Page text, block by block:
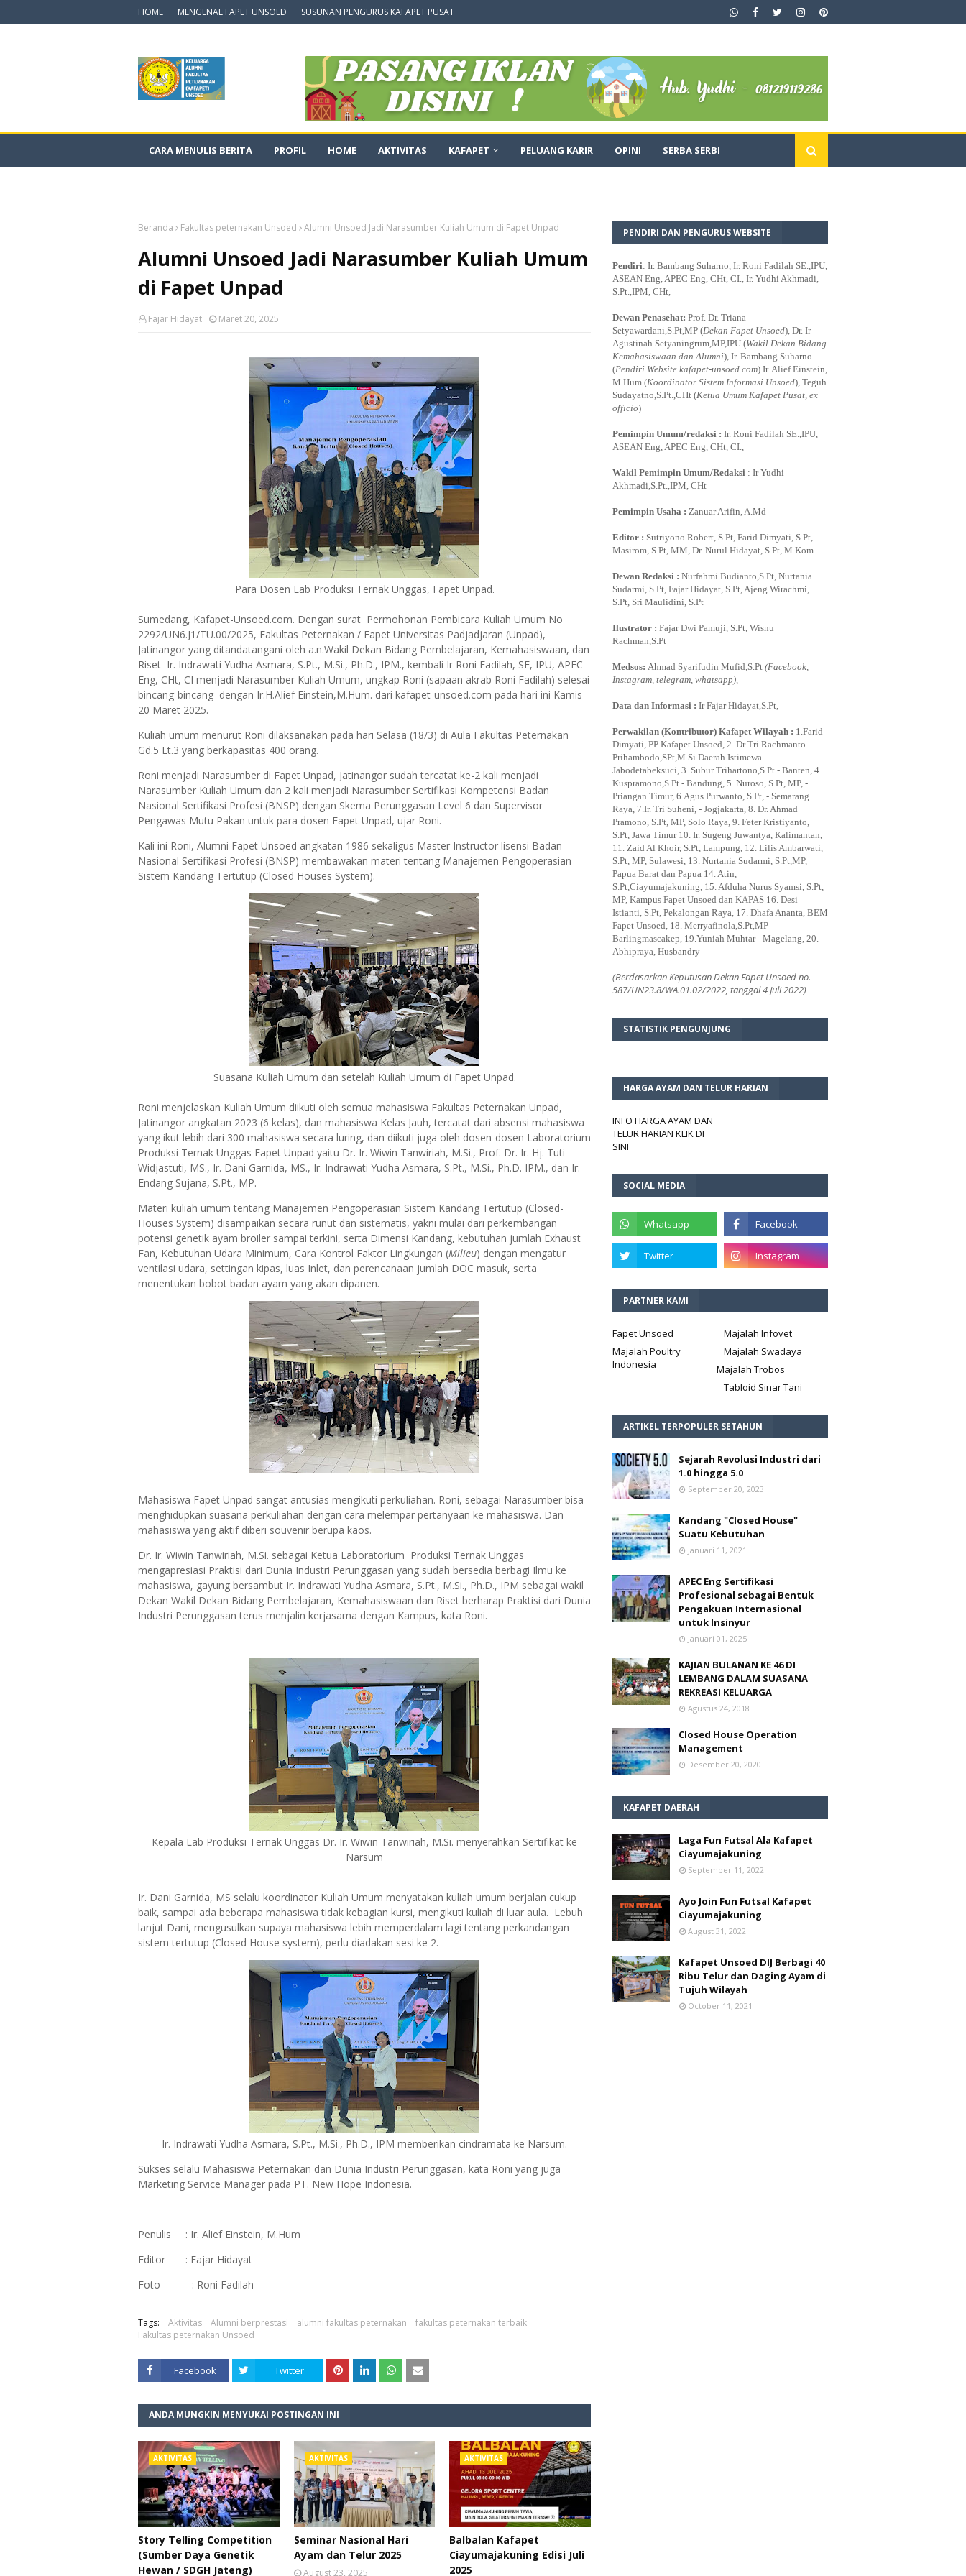
HOME MENGENAL FAPET UNSOED SUSUNAN PENGURUS KAFAPET PUSAT
CARA MENULIS BERITA PROFIL HOME AKTIVITAS KAFAPET PELUANG KARIR OPINI SERBA SERBI
Beranda Fakultas peternakan Unsoed Alumni Unsoed Jadi Narasumber Kuliah Umum di Fapet Unpad
Alumni Unsoed Jadi Narasumber Kuliah Umum
di Fapet Unpad
Fajar Hidayat Maret 20, 2025
Para Dosen Lab Produksi Ternak Unggas, Fapet Unpad.
Sumedang, Kafapet-Unsoed.com. Dengan surat Permohonan Pembicara Kuliah Umum No
2292/UN6.J1/TU.00/2025, Fakultas Peternakan / Fapet Universitas Padjadjaran (Unpad),
Jatinangor yang ditandatangani oleh a.n.Wakil Dekan Bidang Pembelajaran, Kemahasiswaan, dan
Riset Ir. Indrawati Yudha Asmara, S.Pt., M.Si., Ph.D., IPM., kembali Ir Roni Fadilah, SE, IPU, APEC
Eng, CHt, CI menjadi Narasumber Kuliah Umum, ungkap Roni (sapaan akrab Roni Fadilah) selesai
bincang-bincang dengan Ir.H.Alief Einstein,M.Hum. dari kafapet-unsoed.com pada hari ini Kamis
20 Maret 2025.
Kuliah umum menurut Roni dilaksanakan pada hari Selasa (18/3) di Aula Fakultas Peternakan
Gd.5 Lt.3 yang berkapasitas 400 orang.
Roni menjadi Narasumber di Fapet Unpad, Jatinangor sudah tercatat ke-2 kali menjadi
Narasumber Kuliah Umum dan 2 kali menjadi Narasumber Sertifikasi Kompetensi Badan
Nasional Sertifikasi Profesi (BNSP) dengan Skema Perunggasan Level 6 dan Supervisor
Pengawas Mutu Pakan untuk para dosen Fapet Unpad, ujar Roni.
Kali ini Roni, Alumni Fapet Unsoed angkatan 1986 sekaligus Master Instructor lisensi Badan
Nasional Sertifikasi Profesi (BNSP) membawakan materi tentang Manajemen Pengoperasian
Sistem Kandang Tertutup (Closed Houses System).
Suasana Kuliah Umum dan setelah Kuliah Umum di Fapet Unpad.
Roni menjelaskan Kuliah Umum diikuti oleh semua mahasiswa Fakultas Peternakan Unpad,
Jatinangor angkatan 2023 (6 kelas), dan mahasiswa Kelas Jauh, tercatat dari absensi mahasiswa
yang ikut lebih dari 300 mahasiswa secara luring, dan diikuti juga oleh dosen-dosen Laboratorium
Produksi Ternak Unggas Fapet Unpad yaitu Dr. Ir. Wiwin Tanwiriah, M.Si., Prof. Dr. Ir. Hj. Tuti
Widjastuti, MS., Ir. Dani Garnida, MS., Ir. Indrawati Yudha Asmara, S.Pt., M.Si., Ph.D. IPM., dan Ir.
Endang Sujana, S.Pt., MP.
Materi kuliah umum tentang Manajemen Pengoperasian Sistem Kandang Tertutup (Closed-
Houses System) disampaikan secara runut dan sistematis, yakni mulai dari perkembangan
potensi genetik ayam broiler sampai terkini, serta Dimensi Kandang, kebutuhan jumlah Exhaust
Fan, Kebutuhan Udara Minimum, Cara Kontrol Faktor Lingkungan (Milieu) dengan mengatur
ventilasi udara, settingan kipas, luas Inlet, dan perencanaan jumlah DOC masuk, serta
menentukan bobot badan ayam yang akan dipanen.
Mahasiswa Fapet Unpad sangat antusias mengikuti perkuliahan. Roni, sebagai Narasumber bisa
menghidupkan suasana perkuliahan dengan cara melempar pertanyaan ke mahasiswa. Dan
mahasiswa yang aktif diberi souvenir berupa kaos.
Dr. Ir. Wiwin Tanwiriah, M.Si. sebagai Ketua Laboratorium Produksi Ternak Unggas
mengapresiasi Praktisi dari Dunia Industri Perunggasan yang sudah bersedia berbagi Ilmu ke
mahasiswa, gayung bersambut Ir. Indrawati Yudha Asmara, S.Pt., M.Si., Ph.D., IPM sebagai wakil
Dekan Wakil Dekan Bidang Pembelajaran, Kemahasiswaan dan Riset berharap Praktisi dari Dunia
Industri Perunggasan terus menjalin kerjasama dengan Kampus, kata Roni.
Kepala Lab Produksi Ternak Unggas Dr. Ir. Wiwin Tanwiriah, M.Si. menyerahkan Sertifikat ke
Narsum
Ir. Dani Garnida, MS selalu koordinator Kuliah Umum menyatakan kuliah umum berjalan cukup
baik, sampai ada beberapa mahasiswa tidak kebagian kursi, mengikuti kuliah di luar aula. Lebuh
lanjut Dani, mengusulkan supaya mahasiswa lebih memperdalam lagi tentang perkandangan
sistem tertutup (Closed House system), perlu diadakan sesi ke 2.
Ir. Indrawati Yudha Asmara, S.Pt., M.Si., Ph.D., IPM memberikan cindramata ke Narsum.
Sukses selalu Mahasiswa Peternakan dan Dunia Industri Perunggasan, kata Roni yang juga
Marketing Service Manager pada PT. New Hope Indonesia.
Penulis : Ir. Alief Einstein, M.Hum
Editor : Fajar Hidayat
Foto : Roni Fadilah
Tags: Aktivitas Alumni berprestasi alumni fakultas peternakan
fakultas peternakan terbaik
Fakultas peternakan Unsoed
Facebook Twitter
ANDA MUNGKIN MENYUKAI POSTINGAN INI
AKTIVITAS
Story Telling Competition
(Sumber Daya Genetik
Hewan / SDGH Jateng)
AKTIVITAS
Seminar Nasional Hari
Ayam dan Telur 2025
August 23, 2025
AKTIVITAS
Balbalan Kafapet
Ciayumajakuning Edisi Juli
2025
PENDIRI DAN PENGURUS WEBSITE
Pendiri: Ir. Bambang Suharno, Ir. Roni Fadilah SE.,IPU,
ASEAN Eng, APEC Eng, CHt, CI., Ir. Yudhi Akhmadi,
S.Pt.,IPM, CHt,
Dewan Penasehat: Prof. Dr. Triana
Setyawardani,S.Pt,MP (Dekan Fapet Unsoed), Dr. Ir
Agustinah Setyaningrum,MP,IPU (Wakil Dekan Bidang
Kemahasiswaan dan Alumni), Ir. Bambang Suharno
(Pendiri Website kafapet-unsoed.com) Ir. Alief Einstein,
M.Hum (Koordinator Sistem Informasi Unsoed), Teguh
Sudayatno,S.Pt.,CHt (Ketua Umum Kafapet Pusat, ex
officio)
Pemimpin Umum/redaksi : Ir. Roni Fadilah SE.,IPU,
ASEAN Eng, APEC Eng, CHt, CI.,
Wakil Pemimpin Umum/Redaksi : Ir Yudhi
Akhmadi,S.Pt.,IPM, CHt
Pemimpin Usaha : Zanuar Arifin, A.Md
Editor : Sutriyono Robert, S.Pt, Farid Dimyati, S.Pt,
Masirom, S.Pt, MM, Dr. Nurul Hidayat, S.Pt, M.Kom
Dewan Redaksi : Nurfahmi Budianto,S.Pt, Nurtania
Sudarmi, S.Pt, Fajar Hidayat, S.Pt, Ajeng Wirachmi,
S.Pt, Sri Maulidini, S.Pt
Ilustrator : Fajar Dwi Pamuji, S.Pt, Wisnu
Rachman,S.Pt
Medsos: Ahmad Syarifudin Mufid,S.Pt (Facebook,
Instagram, telegram, whatsapp),
Data dan Informasi : Ir Fajar Hidayat,S.Pt,
Perwakilan (Kontributor) Kafapet Wilayah : 1.Farid
Dimyati, PP Kafapet Unsoed, 2. Dr Tri Rachmanto
Prihambodo,SPt,M.Si Daerah Istimewa
Jabodetabeksuci, 3. Subur Trihartono,S.Pt - Banten, 4.
Kuspramono,S.Pt - Bandung, 5. Nuroso, S.Pt, MP, -
Priangan Timur, 6.Agus Purwanto, S.Pt, - Semarang
Raya, 7.Ir. Tri Suheni, - Jogjakarta, 8. Dr. Ahmad
Pramono, S.Pt, MP, Solo Raya, 9. Feter Kristiyanto,
S.Pt, Jawa Timur 10. Ir. Sugeng Juwantya, Kalimantan,
11. Zaid Al Khoir, S.Pt, Lampung, 12. Lilis Ambarwati,
S.Pt, MP, Sulawesi, 13. Nurtania Sudarmi, S.Pt,MP,
Papua Barat dan Papua 14. Atin,
S.Pt,Ciayumajakuning, 15. Afduha Nurus Syamsi, S.Pt,
MP, Kampus Fapet Unsoed dan KAPAS 16. Desi
Istianti, S.Pt, Pekalongan Raya, 17. Dhafa Ananta, BEM
Fapet Unsoed, 18. Merryafinola,S.Pt,MP -
Barlingmascakep, 19.Yuniah Muhtar - Magelang, 20.
Abhipraya, Husbandry
(Berdasarkan Keputusan Dekan Fapet Unsoed no.
587/UN23.8/WA.01.02/2022, tanggal 4 Juli 2022)
STATISTIK PENGUNJUNG
HARGA AYAM DAN TELUR HARIAN
INFO HARGA AYAM DAN
TELUR HARIAN KLIK DI
SINI
SOCIAL MEDIA
PARTNER KAMI
Fapet Unsoed
Majalah Infovet
Majalah Poultry
Indonesia
Majalah Swadaya
Majalah Trobos
Tabloid Sinar Tani
ARTIKEL TERPOPULER SETAHUN
Sejarah Revolusi Industri dari
1.0 hingga 5.0
September 20, 2023
Kandang "Closed House"
Suatu Kebutuhan
Januari 11, 2021
APEC Eng Sertifikasi
Profesional sebagai Bentuk
Pengakuan Internasional
untuk Insinyur
Januari 01, 2025
KAJIAN BULANAN KE 46 DI
LEMBANG DALAM SUASANA
REKREASI KELUARGA
Agustus 24, 2018
Closed House Operation
Management
Desember 20, 2020
KAFAPET DAERAH
Laga Fun Futsal Ala Kafapet
Ciayumajakuning
September 11, 2022
Ayo Join Fun Futsal Kafapet
Ciayumajakuning
August 31, 2022
Kafapet Unsoed DIJ Berbagi 40
Ribu Telur dan Daging Ayam di
Tujuh Wilayah
October 11, 2021